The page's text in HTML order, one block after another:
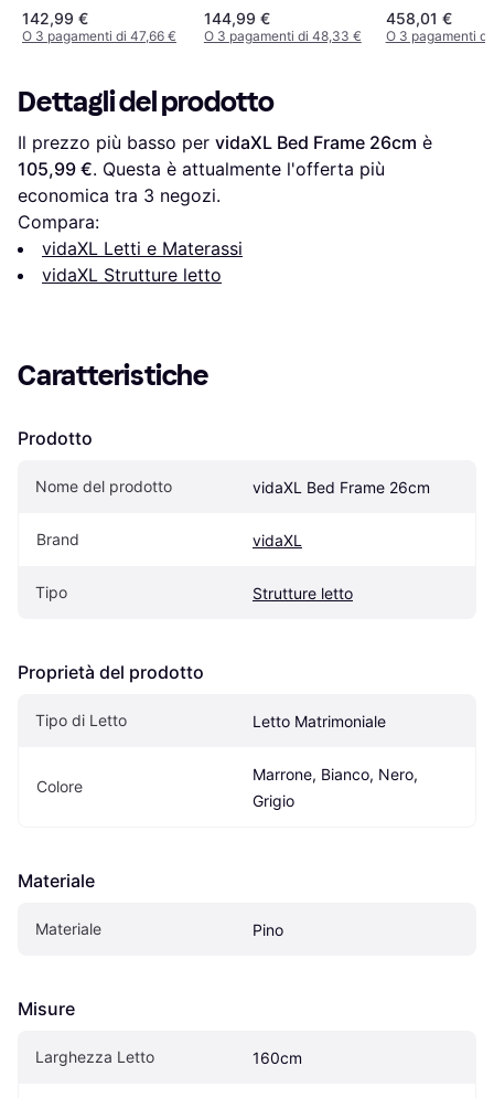
Legno Massello Pino
142,99 €
O 3 pagamenti di 47,66 €
144,99 €
O 3 pagamenti di 48,33 €
458,01 €
O 3 pagamenti di
Dettagli del prodotto
Il prezzo più basso per vidaXL Bed Frame 26cm
105,99 €. Questa è attualmente l'offerta più
economica tra 3 negozi.
Compara:
vidaXL Letti e Materassi
vidaXL Strutture letto
Caratteristiche
Prodotto
Nome del prodotto vidaXL Bed Frame 26cm
Brand vidaXL
Tipo Strutture letto
Proprietà del prodotto
Tipo di Letto Letto Matrimoniale
Colore
Marrone, Bianco, Nero,
Grigio
Materiale
Materiale Pino
Misure
Larghezza Letto 160cm